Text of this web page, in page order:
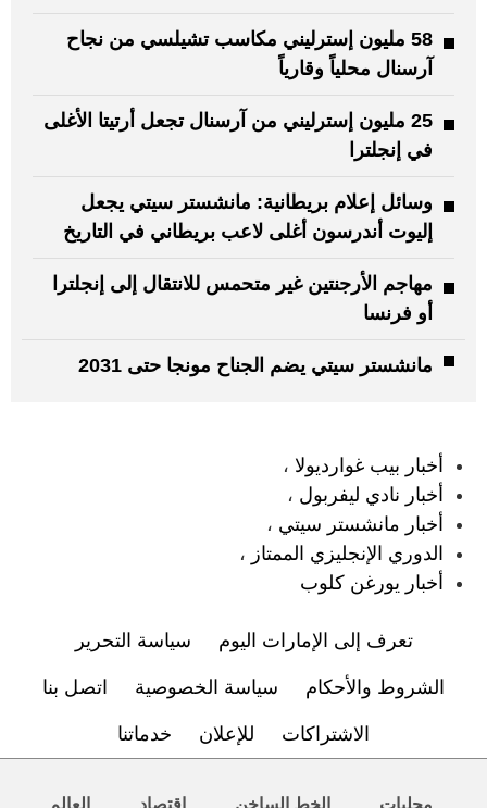
58 مليون إسترليني مكاسب تشيلسي من نجاح
آرسنال محلياً وقارياً
25 مليون إسترليني من آرسنال تجعل أرتيتا الأغلى
في إنجلترا
وسائل إعلام بريطانية: مانشستر سيتي يجعل
إليوت أندرسون أغلى لاعب بريطاني في التاريخ
مهاجم الأرجنتين غير متحمس للانتقال إلى إنجلترا
أو فرنسا
مانشستر سيتي يضم الجناح مونجا حتى 2031
أخبار بيب غوارديولا ،
أخبار نادي ليفربول ،
أخبار مانشستر سيتي ،
الدوري الإنجليزي الممتاز ،
أخبار يورغن كلوب
تعرف إلى الإمارات اليوم سياسة التحرير
الشروط والأحكام سياسة الخصوصية اتصل بنا
الاشتراكات للإعلان خدماتنا